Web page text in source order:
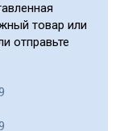
товар или
отправьте